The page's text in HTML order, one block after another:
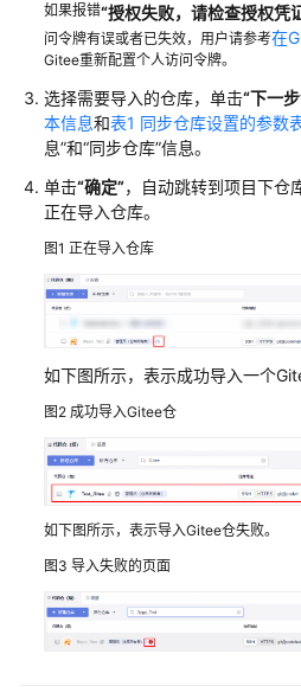
用
户
南
码
托
管
Repo)
使
用
流
程
购
买
并
授
权
用
Repo
如果报错“授权失败，请检查授权凭
问令牌有误或者已失效，用户请参考在
Gitee重新配置个人访问令牌。
选择需要导入的仓库，单击“下一
本信息和表1 同步仓库设置的参数
息”和“同步仓库”信息。
单击“确定”，自动跳转到项目下仓
正在导入仓库。
图1 正在导入仓库
如下图所示，表示成功导入一个
图2 成功导入Gitee仓
如下图所示，表示导入Gitee仓失败。
图3 导入失败的页面